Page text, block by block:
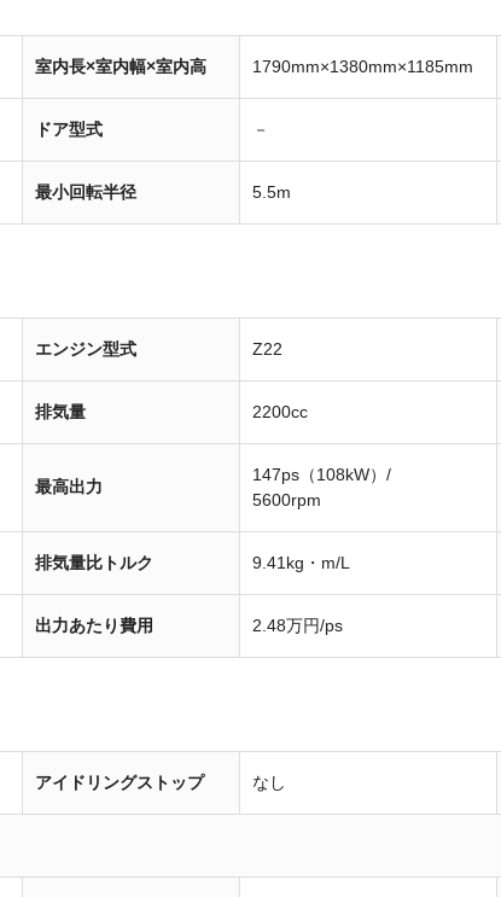
室内長×室内幅×室内高 1790mm×1380mm×1185mm
ドア型式 －
最小回転半径 5.5m
エンジン型式 Z22
排気量 2200cc
最高出力
147ps（108kW）/
5600rpm
排気量比トルク 9.41kg・m/L
出力あたり費用 2.48万円/ps
アイドリングストップ なし